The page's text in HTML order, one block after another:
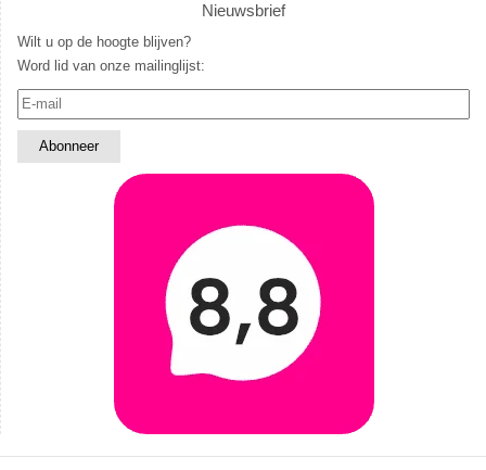
Nieuwsbrief
Wilt u op de hoogte blijven?
Word lid van onze mailinglijst: